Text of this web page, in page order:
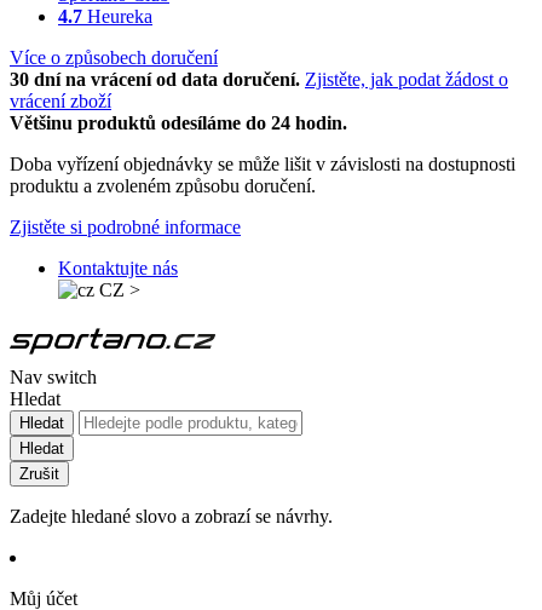
4.7 Heureka
Více o způsobech doručení
30 dní na vrácení od data doručení. Zjistěte, jak podat žádost o
vrácení zboží
Většinu produktů odesíláme do 24 hodin.
Doba vyřízení objednávky se může lišit v závislosti na dostupnosti
produktu a zvoleném způsobu doručení.
Zjistěte si podrobné informace
Kontaktujte nás
CZ >
Nav switch
Hledat
Hledat
Hledat
Zrušit
Zadejte hledané slovo a zobrazí se návrhy.
Můj účet